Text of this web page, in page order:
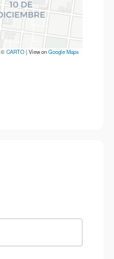
©CARTO| View onGoogle Maps